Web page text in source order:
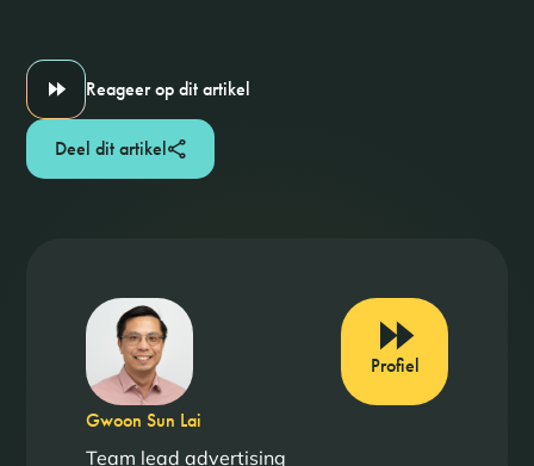
Reageer op dit artikel
Deel dit artikel
Gwoon Sun Lai
Team lead advertising
Profiel